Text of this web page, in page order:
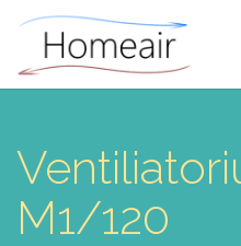
M1/120